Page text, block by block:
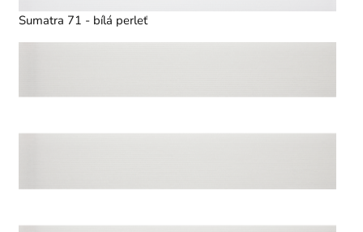
Sumatra 71 - bílá perleť